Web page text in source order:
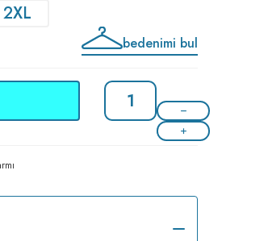
2XL
bedenimi bul